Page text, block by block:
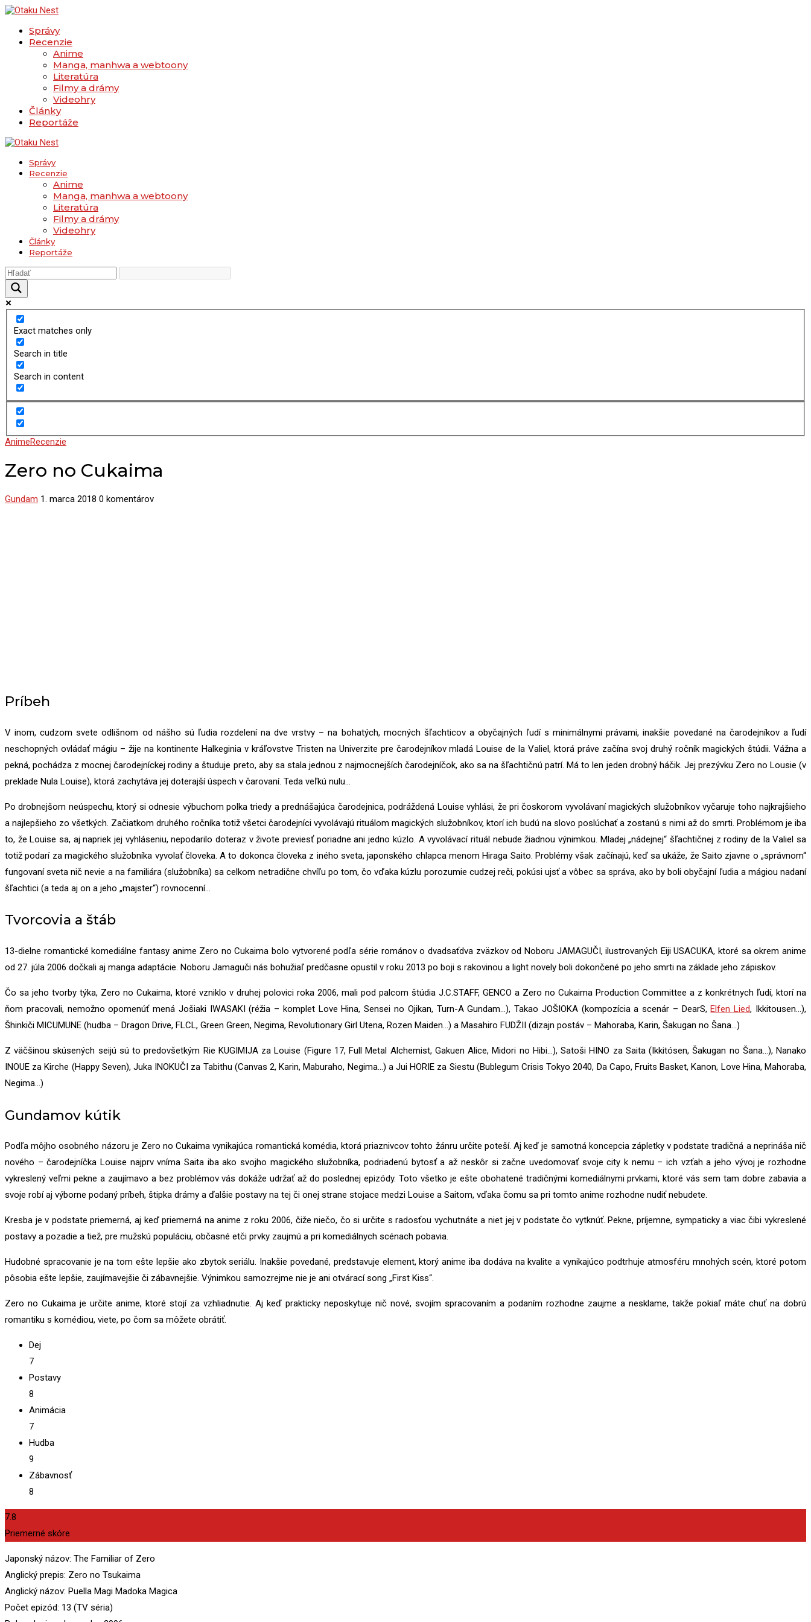
Správy
Recenzie
Anime
Manga, manhwa a webtoony
Literatúra
Filmy a drámy
Videohry
Články
Reportáže
Správy
Recenzie
Anime
Manga, manhwa a webtoony
Literatúra
Filmy a drámy
Videohry
Články
Reportáže
Exact matches only
Search in title
Search in content
AnimeRecenzie
Zero no Cukaima
Gundam 1. marca 2018 0 komentárov
Príbeh
V inom, cudzom svete odlišnom od nášho sú ľudia rozdelení na dve vrstvy – na bohatých, mocných šľachticov a obyčajných ľudí s minimálnymi právami, inakšie povedané na čarodejníkov a ľudí
neschopných ovládať mágiu – žije na kontinente Halkeginia v kráľovstve Tristen na Univerzite pre čarodejníkov mladá Louise de la Valiel, ktorá práve začína svoj druhý ročník magických štúdii. Vážna a
pekná, pochádza z mocnej čarodejníckej rodiny a študuje preto, aby sa stala jednou z najmocnejších čarodejníčok, ako sa na šľachtičnú patrí. Má to len jeden drobný háčik. Jej prezývku Zero no Lousie (v
preklade Nula Louise), ktorá zachytáva jej doterajší úspech v čarovaní. Teda veľkú nulu…
Po drobnejšom neúspechu, ktorý si odnesie výbuchom polka triedy a prednášajúca čarodejnica, podráždená Louise vyhlási, že pri čoskorom vyvolávaní magických služobníkov vyčaruje toho najkrajšieho
a najlepšieho zo všetkých. Začiatkom druhého ročníka totiž všetci čarodejníci vyvolávajú rituálom magických služobníkov, ktorí ich budú na slovo poslúchať a zostanú s nimi až do smrti. Problémom je iba
to, že Louise sa, aj napriek jej vyhláseniu, nepodarilo doteraz v živote previesť poriadne ani jedno kúzlo. A vyvolávací rituál nebude žiadnou výnimkou. Mladej „nádejnej“ šľachtičnej z rodiny de la Valiel sa
totiž podarí za magického služobníka vyvolať človeka. A to dokonca človeka z iného sveta, japonského chlapca menom Hiraga Saito. Problémy však začínajú, keď sa ukáže, že Saito zjavne o „správnom“
fungovaní sveta nič nevie a na familiára (služobníka) sa celkom netradične chvíľu po tom, čo vďaka kúzlu porozumie cudzej reči, pokúsi ujsť a vôbec sa správa, ako by boli obyčajní ľudia a mágiou nadaní
šľachtici (a teda aj on a jeho „majster“) rovnocenní…
Tvorcovia a štáb
13-dielne romantické komediálne fantasy anime Zero no Cukaima bolo vytvorené podľa série románov o dvadsaťdva zväzkov od Noboru JAMAGUČI, ilustrovaných Eiji USACUKA, ktoré sa okrem anime
od 27. júla 2006 dočkali aj manga adaptácie. Noboru Jamaguči nás bohužiaľ predčasne opustil v roku 2013 po boji s rakovinou a light novely boli dokončené po jeho smrti na základe jeho zápiskov.
Čo sa jeho tvorby týka, Zero no Cukaima, ktoré vzniklo v druhej polovici roka 2006, mali pod palcom štúdia J.C.STAFF, GENCO a Zero no Cukaima Production Committee a z konkrétnych ľudí, ktorí na
ňom pracovali, nemožno opomenúť mená Jošiaki IWASAKI (réžia – komplet Love Hina, Sensei no Ojikan, Turn-A Gundam…), Takao JOŠIOKA (kompozícia a scenár – DearS,Elfen Lied, Ikkitousen…),
Šhinkiči MICUMUNE (hudba – Dragon Drive, FLCL, Green Green, Negima, Revolutionary Girl Utena, Rozen Maiden…) a Masahiro FUDŽII (dizajn postáv – Mahoraba, Karin, Šakugan no Šana…)
Z väčšinou skúsených seijú sú to predovšetkým Rie KUGIMIJA za Louise (Figure 17, Full Metal Alchemist, Gakuen Alice, Midori no Hibi…), Satoši HINO za Saita (Ikkitósen, Šakugan no Šana…), Nanako
INOUE za Kirche (Happy Seven), Juka INOKUČI za Tabithu (Canvas 2, Karin, Maburaho, Negima…) a Jui HORIE za Siestu (Bublegum Crisis Tokyo 2040, Da Capo, Fruits Basket, Kanon, Love Hina, Mahoraba,
Negima…)
Gundamov kútik
Podľa môjho osobného názoru je Zero no Cukaima vynikajúca romantická komédia, ktorá priaznivcov tohto žánru určite poteší. Aj keď je samotná koncepcia zápletky v podstate tradičná a neprináša nič
nového – čarodejníčka Louise najprv vníma Saita iba ako svojho magického služobníka, podriadenú bytosť a až neskôr si začne uvedomovať svoje city k nemu – ich vzťah a jeho vývoj je rozhodne
vykreslený veľmi pekne a zaujímavo a bez problémov vás dokáže udržať až do poslednej epizódy. Toto všetko je ešte obohatené tradičnými komediálnymi prvkami, ktoré vás sem tam dobre zabavia a
svoje robí aj výborne podaný príbeh, štipka drámy a ďalšie postavy na tej či onej strane stojace medzi Louise a Saitom, vďaka čomu sa pri tomto anime rozhodne nudiť nebudete.
Kresba je v podstate priemerná, aj keď priemerná na anime z roku 2006, čiže niečo, čo si určite s radosťou vychutnáte a niet jej v podstate čo vytknúť. Pekne, príjemne, sympaticky a viac čibi vykreslené
postavy a pozadie a tiež, pre mužskú populáciu, občasné etči prvky zaujmú a pri komediálnych scénach pobavia.
Hudobné spracovanie je na tom ešte lepšie ako zbytok seriálu. Inakšie povedané, predstavuje element, ktorý anime iba dodáva na kvalite a vynikajúco podtrhuje atmosféru mnohých scén, ktoré potom
pôsobia ešte lepšie, zaujímavejšie či zábavnejšie. Výnimkou samozrejme nie je ani otvárací song „First Kiss“.
Zero no Cukaima je určite anime, ktoré stojí za vzhliadnutie. Aj keď prakticky neposkytuje nič nové, svojím spracovaním a podaním rozhodne zaujme a nesklame, takže pokiaľ máte chuť na dobrú
romantiku s komédiou, viete, po čom sa môžete obrátiť.
Dej
7
Postavy
8
Animácia
7
Hudba
9
Zábavnosť
8
7.8
Priemerné skóre
Japonský názov: The Familiar of Zero
Anglický prepis: Zero no Tsukaima
Anglický názov: Puella Magi Madoka Magica
Počet epizód: 13 (TV séria)